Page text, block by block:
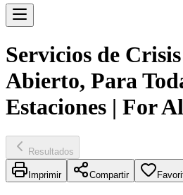
Servicios de Crisis
Abierto, Para
Estaciones | For
Resultados
Imprimir Compartir